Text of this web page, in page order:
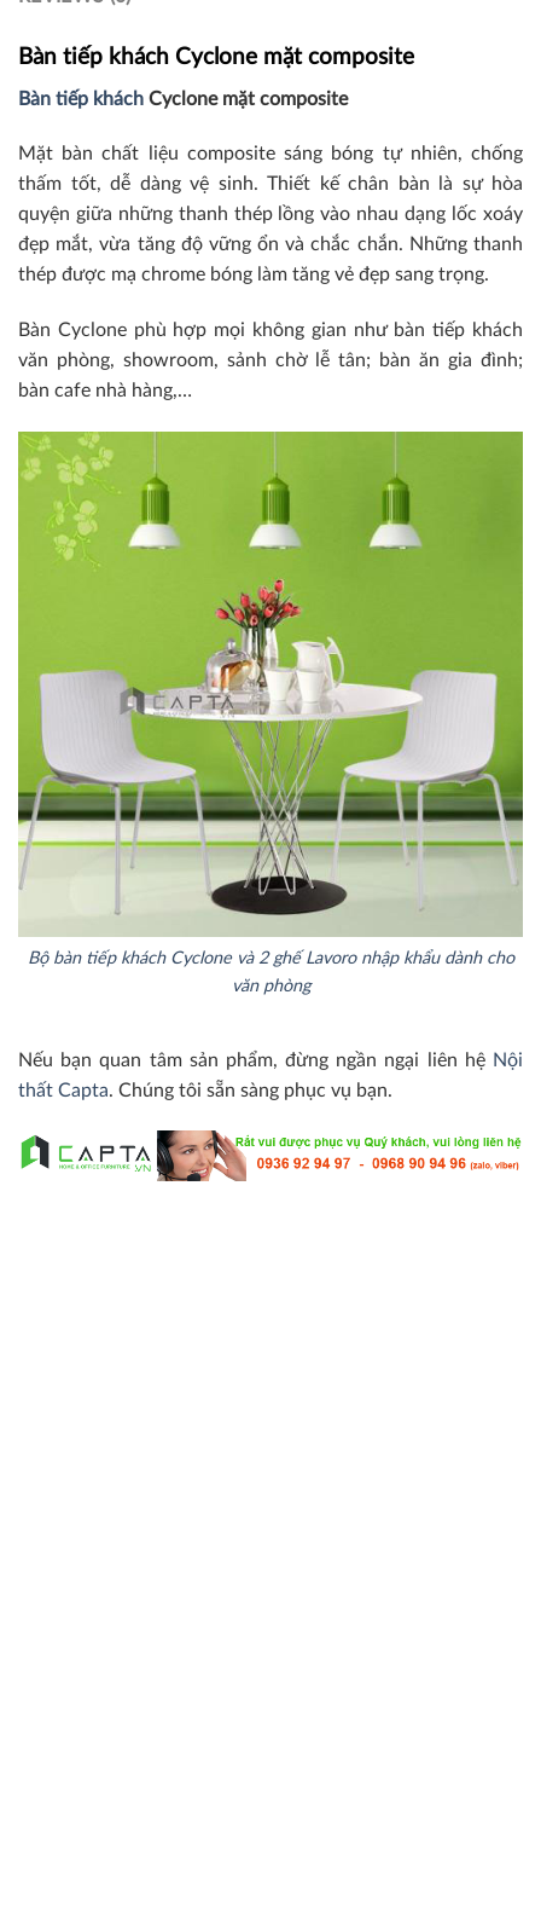
Bàn tiếp khách Cyclone mặt composite
Bàn tiếp khách Cyclone mặt composite
Mặt bàn chất liệu composite sáng bóng tự nhiên, chống
thấm tốt, dễ dàng vệ sinh. Thiết kế chân bàn là sự hòa
quyện giữa những thanh thép lồng vào nhau dạng lốc xoáy
đẹp mắt, vừa tăng độ vững ổn và chắc chắn. Những thanh
thép được mạ chrome bóng làm tăng vẻ đẹp sang trọng.
Bàn Cyclone phù hợp mọi không gian như bàn tiếp khách
văn phòng, showroom, sảnh chờ lễ tân; bàn ăn gia đình;
bàn cafe nhà hàng,…
Bộ bàn tiếp khách Cyclone và 2 ghế Lavoro nhập khẩu dành cho
văn phòng
Nếu bạn quan tâm sản phẩm, đừng ngần ngại liên hệ Nội
thất Capta. Chúng tôi sẵn sàng phục vụ bạn.